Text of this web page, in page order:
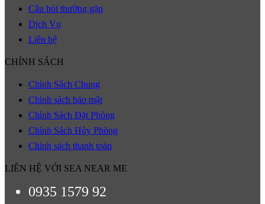
Câu hỏi thường gặp
Dịch Vụ
Liên hệ
CHÍNH SÁCH
Chính Sách Chung
Chính sách bảo mật
Chính Sách Đặt Phòng
Chính Sách Hủy Phòng
Chính sách thanh toán
LIÊN HỆ VỚI SEA NEAR ME
0935 1579 92